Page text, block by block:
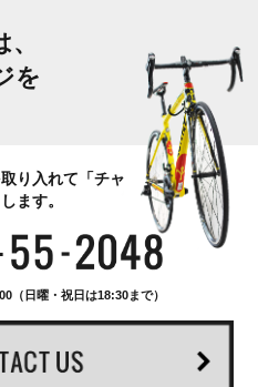
、
を
り入れて「チャ
ます。
（日曜・祝日は18:30まで）